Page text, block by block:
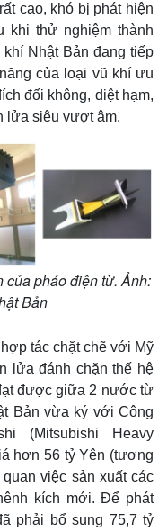
cao, khó bị phát hiện
khi thử nghiệm thành
Nhật Bản đang tiếp
của loại vũ khí ưu
đối không, diệt hạm,
lửa siêu vượt âm.
của pháo điện từ. Ảnh:
Bản
tác chặt chẽ với Mỹ
lửa đánh chặn thế hệ
được giữa 2 nước từ
Bản vừa ký với Công
(Mitsubishi Heavy
hơn 56 tỷ Yên (tương
việc sản xuất các
kích mới. Để phát
phải bổ sung 75,7 tỷ